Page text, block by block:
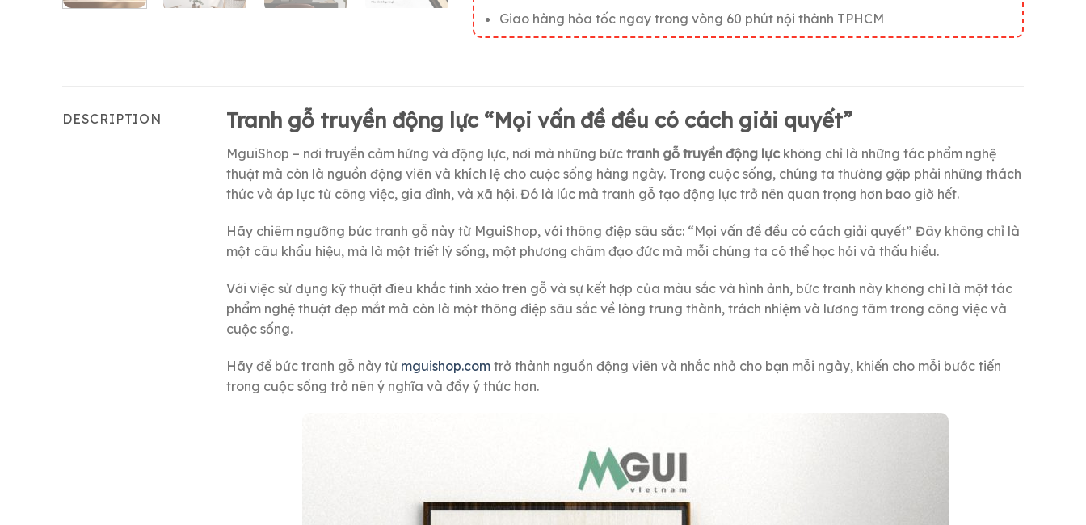
Giao hàng hỏa tốc ngay trong vòng 60 phút nội thành TPHCM
DESCRIPTION Tranh gỗ truyền động lực “Mọi vấn đề đều có cách giải quyết”
MguiShop – nơi truyền cảm hứng và động lực, nơi mà những bứctranh gỗ truyền động lực không chỉ là những tác phẩm nghệ
thuật mà còn là nguồn động viên và khích lệ cho cuộc sống hàng ngày. Trong cuộc sống, chúng ta thường gặp phải những thách
thức và áp lực từ công việc, gia đình, và xã hội. Đó là lúc mà tranh gỗ tạo động lực trở nên quan trọng hơn bao giờ hết.
Hãy chiêm ngưỡng bức tranh gỗ này từ MguiShop, với thông điệp sâu sắc: “Mọi vấn đề đều có cách giải quyết” Đây không chỉ là
một câu khẩu hiệu, mà là một triết lý sống, một phương châm đạo đức mà mỗi chúng ta có thể học hỏi và thấu hiểu.
Với việc sử dụng kỹ thuật điêu khắc tinh xảo trên gỗ và sự kết hợp của màu sắc và hình ảnh, bức tranh này không chỉ là một tác
phẩm nghệ thuật đẹp mắt mà còn là một thông điệp sâu sắc về lòng trung thành, trách nhiệm và lương tâm trong công việc và
cuộc sống.
Hãy để bức tranh gỗ này từ mguishop.com trở thành nguồn động viên và nhắc nhở cho bạn mỗi ngày, khiến cho mỗi bước tiến
trong cuộc sống trở nên ý nghĩa và đầy ý thức hơn.